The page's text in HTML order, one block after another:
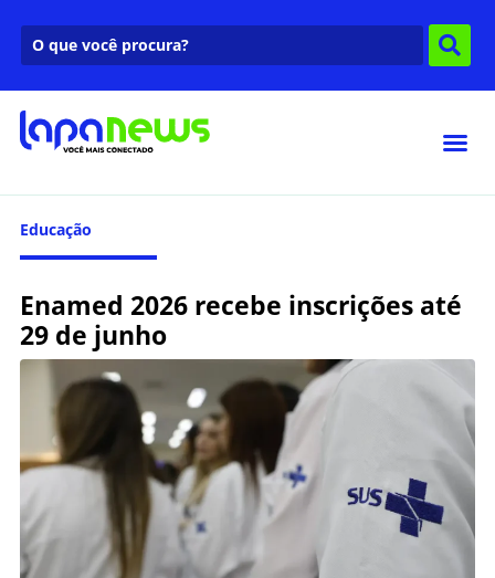
Educação
Enamed 2026 recebe inscrições até
29 de junho